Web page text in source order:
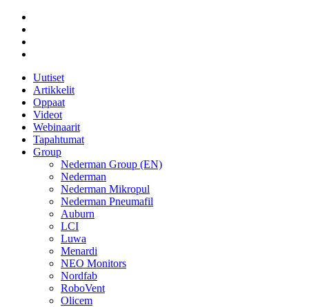
Uutiset
Artikkelit
Oppaat
Videot
Webinaarit
Tapahtumat
Group
Nederman Group (EN)
Nederman
Nederman Mikropul
Nederman Pneumafil
Auburn
LCI
Luwa
Menardi
NEO Monitors
Nordfab
RoboVent
Olicem